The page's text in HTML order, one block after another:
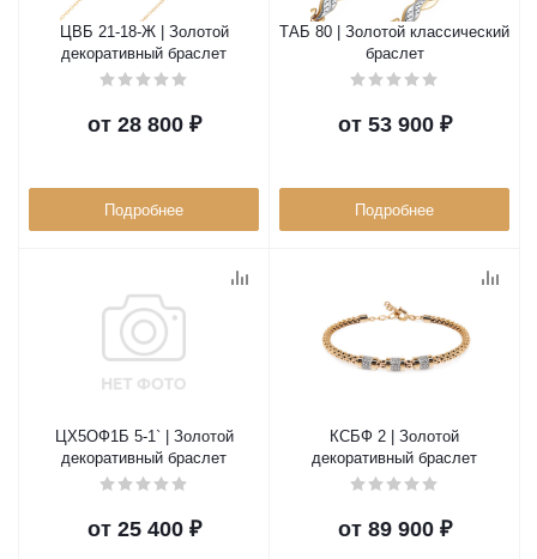
ЦВБ 21-18-Ж | Золотой
декоративный браслет
от 28 800 ₽
Подробнее
ТАБ 80 | Золотой классический
браслет
от 53 900 ₽
Подробнее
ЦХ5ОФ1Б 5-1` | Золотой
декоративный браслет
от 25 400 ₽
КСБФ 2 | Золотой
декоративный браслет
от 89 900 ₽